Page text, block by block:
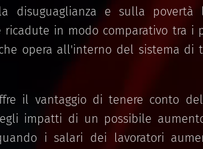
disuguaglianza e sulla povertà
in modo comparativo tra i
opera all'interno del sistema di
il vantaggio di tenere conto
impatti di un possibile
i salari dei lavoratori